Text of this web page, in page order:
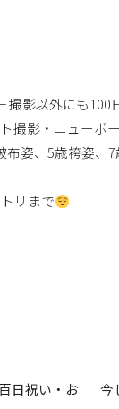
撮影以外にも
撮影・ニューボ
姿、5歳袴姿、
リまで
百日祝い・お
今